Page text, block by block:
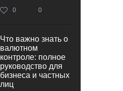
0 0
Что важно знать о
валютном
контроле: полное
руководство для
бизнеса и частных
лиц